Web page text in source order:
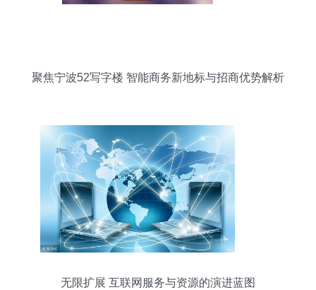
聚焦宁波52写字楼 智能商务新地标与招商优势解析
无限扩展 互联网服务与资源的演进蓝图